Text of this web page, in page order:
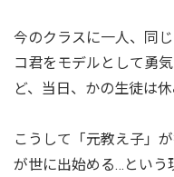
今のクラスに一人、同
コ君をモデルとして勇
ど、当日、かの生徒は
こうして「元教え子」
が世に出始める…という